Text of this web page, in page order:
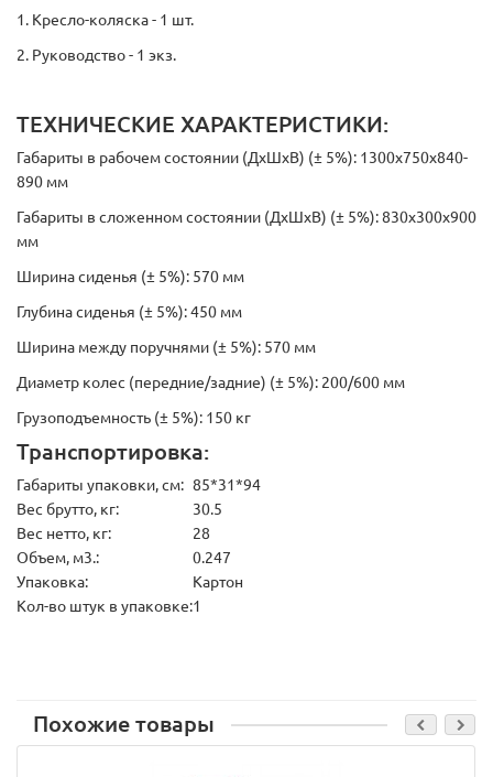
1. Кресло-коляска - 1 шт.
2. Руководство - 1 экз.
ТЕХНИЧЕСКИЕ ХАРАКТЕРИСТИКИ:
Габариты в рабочем состоянии (ДхШхВ) (± 5%): 1300х750х840-
890 мм
Габариты в сложенном состоянии (ДхШхВ) (± 5%): 830х300х900
мм
Ширина сиденья (± 5%): 570 мм
Глубина сиденья (± 5%): 450 мм
Ширина между поручнями (± 5%): 570 мм
Диаметр колес (передние/задние) (± 5%): 200/600 мм
Грузоподъемность (± 5%): 150 кг
Транспортировка:
Габариты упаковки, см: 85*31*94
Вес брутто, кг:
30.5
Вес нетто, кг:
28
Объем, м3.:
0.247
Упаковка:
Картон
Кол-во штук в упаковке:1
Похожие товары